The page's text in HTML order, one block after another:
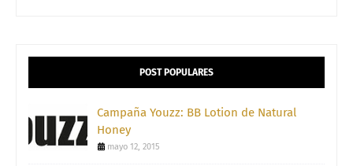
POST POPULARES
Campaña Youzz: BB Lotion de Natural
Honey
mayo 12, 2015